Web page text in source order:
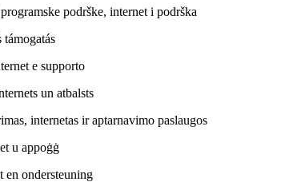
podrške, internet i podrška
támogatás
e supporto
un atbalsts
internetas ir aptarnavimo paslaugos
u appoġġ
ondersteuning